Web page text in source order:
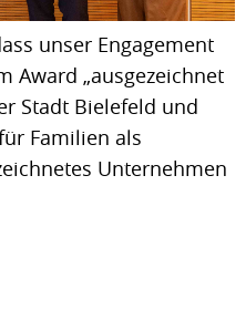
unser Engagement
Award „ausgezeichnet
Stadt Bielefeld und
Familien als
Unternehmen